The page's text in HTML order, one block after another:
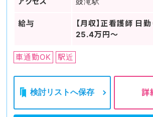
給与
【月収】正看護師 日勤
25.4万円～
車通勤OK 駅近
検討リストへ保存 詳